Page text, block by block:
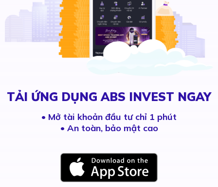
TẢI ỨNG DỤNG ABS INVEST NGAY
• Mở tài khoản đầu tư chỉ 1 phút
• An toàn, bảo mật cao